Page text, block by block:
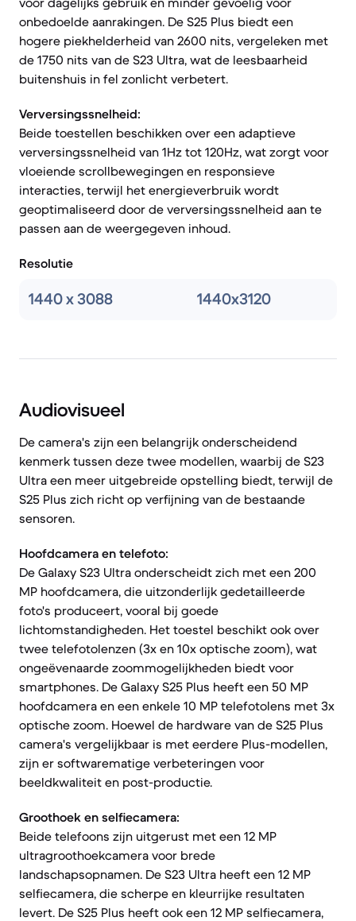
onbedoelde aanrakingen. De S25 Plus biedt een
hogere piekhelderheid van 2600 nits, vergeleken met
de 1750 nits van de S23 Ultra, wat de leesbaarheid
buitenshuis in fel zonlicht verbetert.
Verversingssnelheid:
Beide toestellen beschikken over een adaptieve
verversingssnelheid van 1Hz tot 120Hz, wat zorgt voor
vloeiende scrollbewegingen en responsieve
interacties, terwijl het energieverbruik wordt
geoptimaliseerd door de verversingssnelheid aan te
passen aan de weergegeven inhoud.
Resolutie
1440 x 3088 1440x3120
Audiovisueel
De camera's zijn een belangrijk onderscheidend
kenmerk tussen deze twee modellen, waarbij de S23
Ultra een meer uitgebreide opstelling biedt, terwijl de
S25 Plus zich richt op verfijning van de bestaande
sensoren.
Hoofdcamera en telefoto:
De Galaxy S23 Ultra onderscheidt zich met een 200
MP hoofdcamera, die uitzonderlijk gedetailleerde
foto's produceert, vooral bij goede
lichtomstandigheden. Het toestel beschikt ook over
twee telefotolenzen (3x en 10x optische zoom), wat
ongeëvenaarde zoommogelijkheden biedt voor
smartphones. De Galaxy S25 Plus heeft een 50 MP
hoofdcamera en een enkele 10 MP telefotolens met 3x
optische zoom. Hoewel de hardware van de S25 Plus
camera's vergelijkbaar is met eerdere Plus-modellen,
zijn er softwarematige verbeteringen voor
beeldkwaliteit en post-productie.
Groothoek en selfiecamera:
Beide telefoons zijn uitgerust met een 12 MP
ultragroothoekcamera voor brede
landschapsopnamen. De S23 Ultra heeft een 12 MP
selfiecamera, die scherpe en kleurrijke resultaten
levert. De S25 Plus heeft ook een 12 MP selfiecamera,